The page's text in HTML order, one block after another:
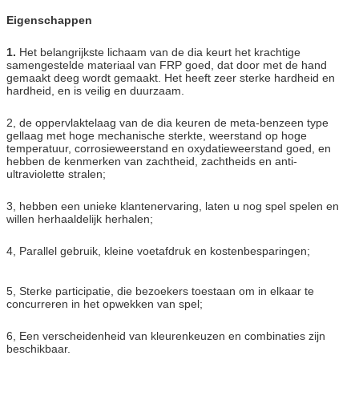
Capaciteit 400 riders/h/lane
Voertuig Mat of lichaam
Macht 5.5kW/Slide
Toepassing Waterpark, themapark, pretpark, zwembad enz.
Eigenschappen
1. Het belangrijkste lichaam van de dia keurt het krachtige
samengestelde materiaal van FRP goed, dat door met de hand
gemaakt deeg wordt gemaakt. Het heeft zeer sterke hardheid en
hardheid, en is veilig en duurzaam.
2, de oppervlaktelaag van de dia keuren de meta-benzeen type
gellaag met hoge mechanische sterkte, weerstand op hoge
temperatuur, corrosieweerstand en oxydatieweerstand goed, en
hebben de kenmerken van zachtheid, zachtheids en anti-
ultraviolette stralen;
3, hebben een unieke klantenervaring, laten u nog spel spelen en
willen herhaaldelijk herhalen;
4, Parallel gebruik, kleine voetafdruk en kostenbesparingen;
5, Sterke participatie, die bezoekers toestaan om in elkaar te
concurreren in het opwekken van spel;
6, Een verscheidenheid van kleurenkeuzen en combinaties zijn
beschikbaar.